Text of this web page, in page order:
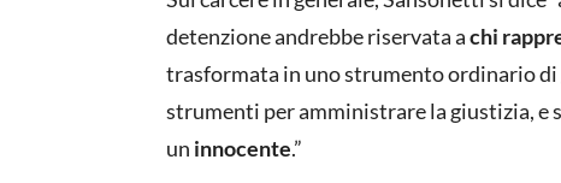
detenzione andrebbe riservata achi
trasformata in uno strumento ordinario
strumenti per amministrare la giustizia,
un innocente.”